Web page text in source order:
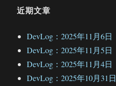
近期文章
DevLog：2025年11月6日
DevLog：2025年11月5日
DevLog：2025年11月4日
DevLog：2025年10月31日